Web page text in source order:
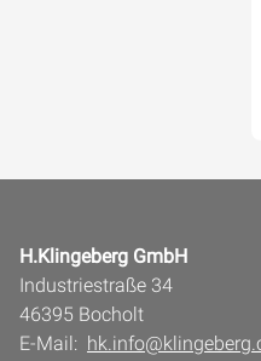
H.Klingeberg GmbH
Industriestraße 34
46395 Bocholt
E-Mail: